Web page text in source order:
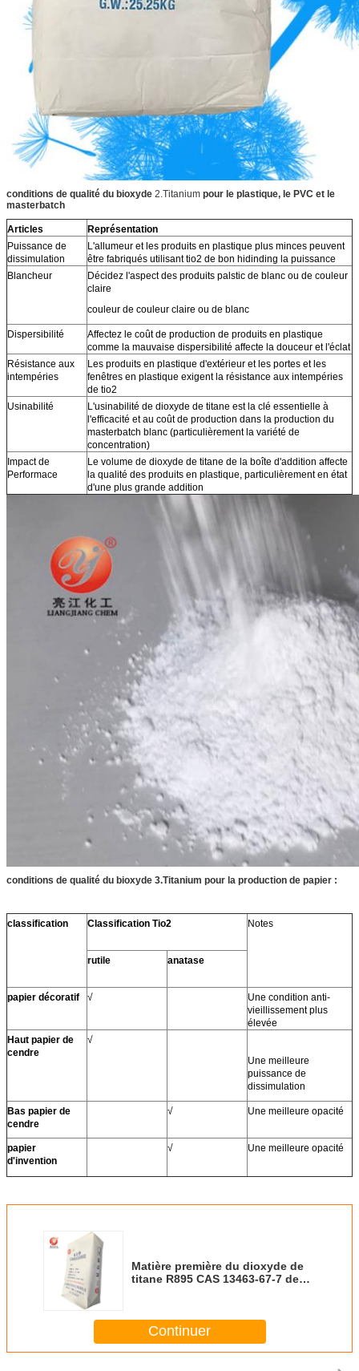
conditions de qualité du bioxyde 2.Titanium pour le plastique, le PVC et le
masterbatch
Articles
Représentation
Puissance de
dissimulation
L'allumeur et les produits en plastique plus minces peuvent
être fabriqués utilisant tio2 de bon hidinding la puissance
Blancheur
Décidez l'aspect des produits palstic de blanc ou de couleur
claire
couleur de couleur claire ou de blanc
Dispersibilité
Affectez le coût de production de produits en plastique
comme la mauvaise dispersibilité affecte la douceur et l'éclat
Résistance aux
intempéries
Les produits en plastique d'extérieur et les portes et les
fenêtres en plastique exigent la résistance aux intempéries
de tio2
Usinabilité
L'usinabilité de dioxyde de titane est la clé essentielle à
l'efficacité et au coût de production dans la production du
masterbatch blanc (particulièrement la variété de
concentration)
Impact de
Performace
Le volume de dioxyde de titane de la boîte d'addition affecte
la qualité des produits en plastique, particulièrement en état
d'une plus grande addition
conditions de qualité du bioxyde 3.Titanium pour la production de papier :
classification Classification Tio2 Notes
rutile anatase
papier décoratif √
Une condition anti-
vieillissement plus
élevée
Haut papier de
cendre
√
Une meilleure
puissance de
dissimulation
Bas papier de
cendre
√ Une meilleure opacité
papier
d'invention
√ Une meilleure opacité
Matière première du dioxyde de
titane R895 CAS 13463-67-7 de
Continuer